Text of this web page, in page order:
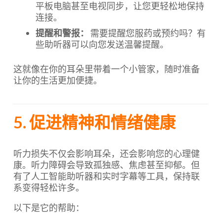
平板电脑甚至电视同步，让您更轻松地保持
连接。
提醒和警报：
需要提醒您服药或预约吗？有
些助听器可以向您发送温馨提醒。
这就像在你的耳朵里带着一个小管家，随时准备
让你的生活更加便捷。
5. 促进精神和情绪健康
听力损失不仅会影响耳朵，还会影响您的心理健
康。听力障碍会导致孤独感、焦虑甚至抑郁。但
有了人工智能助听器和实时字幕等工具，保持联
系变得轻松许多。
以下是它的帮助：